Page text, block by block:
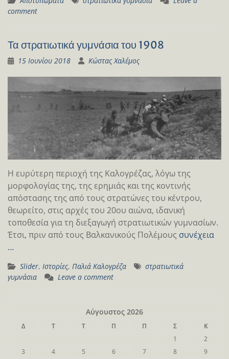
comment
Τα στρατιωτικά γυμνάσια του 1908
15 Ιουνίου 2018 Κώστας Χαλέμος
Η ευρύτερη περιοχή της Καλογρέζας, λόγω της
μορφολογίας της, της ερημιάς και της κοντινής
απόστασης της από τους στρατώνες του κέντρου,
θεωρείτο, στις αρχές του 20ου αιώνα, ιδανική
τοποθεσία για τη διεξαγωγή στρατιωτικών γυμνασίων.
Έτσι, πριν από τους Βαλκανικούς Πολέμους συνέχεια
…
Slider, Ιστορίες, Παλιά Καλογρέζα
στρατιωτικά
γυμνάσια
Leave a comment
Αύγουστος 2026
Δ Τ Τ Π Π Σ
Κ
1
2
3
4 5 6 7 8
9